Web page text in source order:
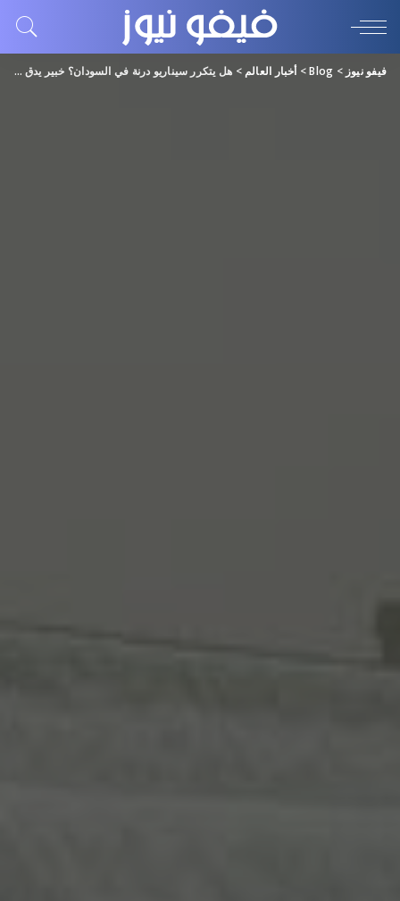
فيفو نيوز >
Blog
> أخبار العالم > هل يتكرر سيناريو درنة في السودان؟ خبير يدق ناقوس الخطر